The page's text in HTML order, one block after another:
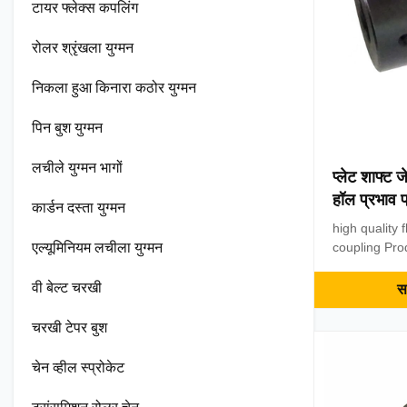
टायर फ्लेक्स कपलिंग
रोलर श्रृंखला युग्मन
निकला हुआ किनारा कठोर युग्मन
पिन बुश युग्मन
लचीले युग्मन भागों
कार्डन दस्ता युग्मन
एल्यूमिनियम लचीला युग्मन
वी बेल्ट चरखी
चरखी टेपर बुश
चेन व्हील स्प्रोकेट
प्लेट शाफ्ट
हॉल प्रभाव
high quality
coupling
in
power